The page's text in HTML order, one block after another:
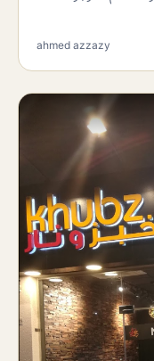
ahmed azzazy